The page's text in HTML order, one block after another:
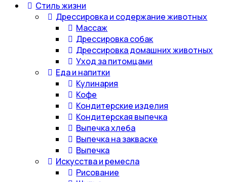
Стиль жизни
Дрессировка и содержание животных
Массаж
Дрессировка собак
Дрессировка домашних животных
Уход за питомцами
Еда и напитки
Кулинария
Кофе
Кондитерские изделия
Кондитерская выпечка
Выпечка хлеба
Выпечка на закваске
Выпечка
Искусства и ремесла
Рисование